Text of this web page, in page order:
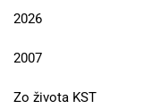
2026
2007
Zo života KST